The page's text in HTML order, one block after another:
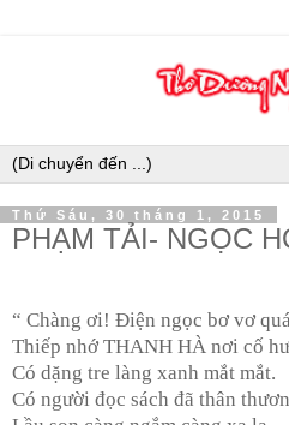
Thứ Sáu, 30 tháng 1, 2015
PHẠM TẢI- NGỌC
“ Chàng ơi! Điện ngọc bơ vơ
Thiếp nhớ THANH HÀ nơi cố
Có dặng tre làng xanh mắt mắt.
Có người đọc sách đã thân